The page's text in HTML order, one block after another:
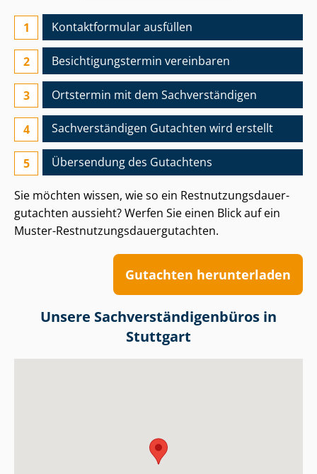
Kontaktformular ausfüllen
Besichtigungs­termin vereinbaren
Ortstermin mit dem Sach­ver­stän­di­gen
Sach­ver­stän­di­gen Gutachten wird erstellt
Übersendung des Gutachtens
Sie möchten wissen, wie so ein Rest­nut­zungs­dau­er­
gut­ach­ten aussieht? Werfen Sie einen Blick auf ein
Muster-Rest­nut­zungs­dau­er­gut­ach­ten.
Gutachten herunterladen
Unsere Sach­ver­stän­di­gen­bü­ros in
Stuttgart